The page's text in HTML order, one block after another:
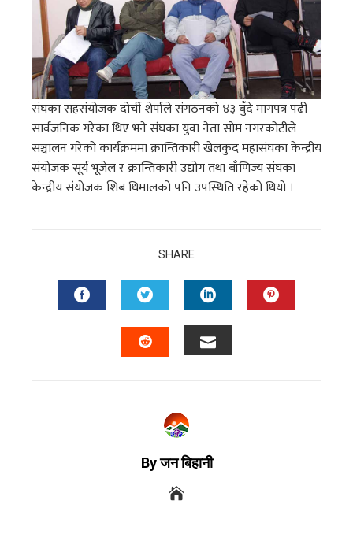
संघका सहसंयोजक दोर्ची शेर्पाले संगठनको ४३ बुँदे मागपत्र पढी
सार्वजनिक गरेका थिए भने संघका युवा नेता सोम नगरकोटीले
सञ्चालन गरेको कार्यक्रममा क्रान्तिकारी खेलकुद महासंघका केन्द्रीय
संयोजक सूर्य भूजेल र क्रान्तिकारी उद्योग तथा बाँणिज्य संघका
केन्द्रीय संयोजक शिब धिमालको पनि उपस्थिति रहेको थियो ।
SHARE
By जन बिहानी